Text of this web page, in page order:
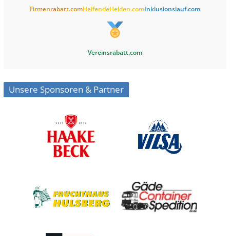
Firmenrabatt.comHelfendeHelden.comInklusionslauf.com
Vereinsrabatt.com
Unsere Sponsoren & Partner